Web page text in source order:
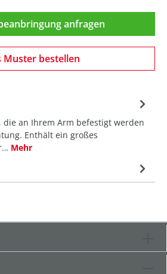
anfragen
Muster bestellen
die an Ihrem Arm befestigt werden
Enthält ein großes
Mehr